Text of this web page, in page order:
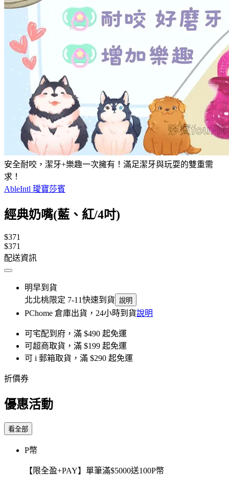
安全耐咬，潔牙+樂趣一次擁有！滿足潔牙與玩耍的雙重需
求！
AbleIntl 璦寶莎賓
經典奶嘴(藍、紅/4吋)
$371
$371
配送資訊
明早到貨
北北桃限定 7-11快速到貨 說明
PChome 倉庫出貨，24小時到貨說明
可宅配到府，滿 $490 起免運
可超商取貨，滿 $199 起免運
可 i 郵箱取貨，滿 $290 起免運
折價券
優惠活動
看全部
P幣
【限全盈+PAY】單筆滿$5000送100P幣